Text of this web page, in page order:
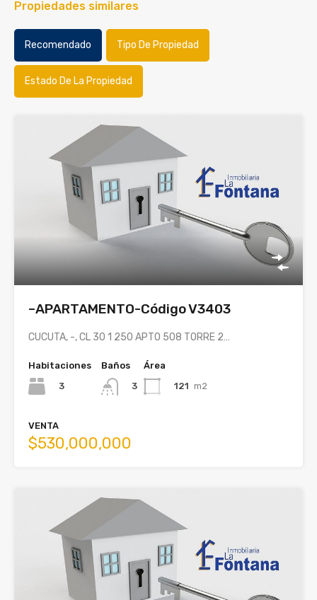
Propiedades similares
Recomendado Tipo De Propiedad
Estado De La Propiedad
–APARTAMENTO-Código V3403
CUCUTA, -, CL 30 1 250 APTO 508 TORRE 2…
Habitaciones
3
Baños
3
Área
121 m2
VENTA
$530,000,000